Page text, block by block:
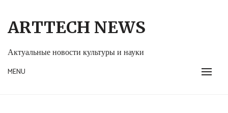
content
ARTTECH NEWS
Актуальные новости культуры и науки
MENU